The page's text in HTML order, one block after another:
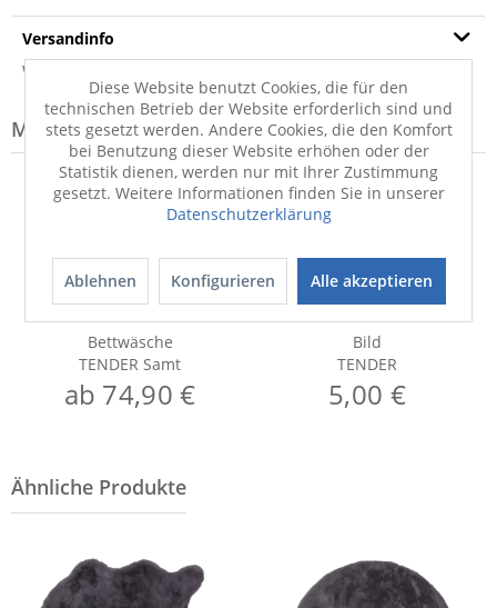
Versandinfo
Weitere Informationen zum Versand...
Modell-Familie: TENDER
Bettwäsche
TENDER Samt
ab 74,90 €
Bild
TENDER
5,00 €
Diese Website benutzt Cookies, die für den
technischen Betrieb der Website erforderlich sind und
stets gesetzt werden. Andere Cookies, die den Komfort
bei Benutzung dieser Website erhöhen oder der
Statistik dienen, werden nur mit Ihrer Zustimmung
gesetzt. Weitere Informationen finden Sie in unserer
Datenschutzerklärung
Ablehnen Konfigurieren Alle akzeptieren